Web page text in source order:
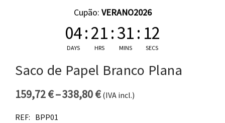
Cupão: VERANO2026
04
DAYS
:21
HRS
:31
MINS
: 12
SECS
Saco de Papel Branco Plana
159,72€–338,80€
Price range: 159,72 €
(IVA incl.)
REF: BPP01